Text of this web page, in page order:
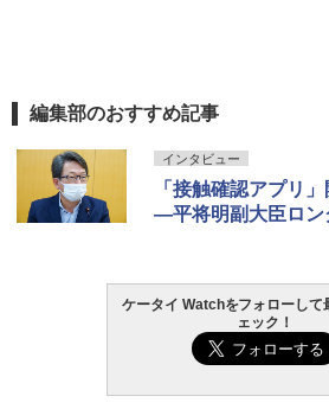
編集部のおすすめ記事
インタビュー
「接触確認アプリ
―平将明副大臣ロン
ケータイ Watchをフォローして
ェック！